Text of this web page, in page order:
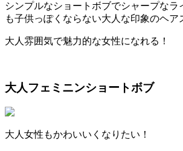
シンプルなショートボブでシャープなラ
も子供っぽくならない大人な印象のヘア
大人雰囲気で魅力的な女性になれる！
大人フェミニンショートボブ
大人女性もかわいいくなりたい！